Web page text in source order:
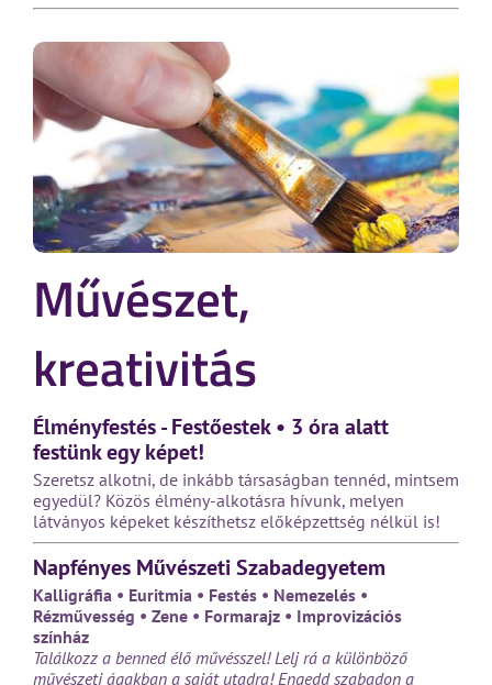
Művészet,
kreativitás
Élményfestés - Festőestek • 3 óra alatt
festünk egy képet!
Szeretsz alkotni, de inkább társaságban tennéd, mintsem
egyedül? Közös élmény-alkotásra hívunk, melyen
látványos képeket készíthetsz előképzettség nélkül is!
Napfényes Művészeti Szabadegyetem
Kalligráfia • Euritmia • Festés • Nemezelés •
Rézművesség • Zene • Formarajz • Improvizációs
színház
Találkozz a benned élő művésszel! Lelj rá a különböző
művészeti ágakban a saját utadra! Engedd szabadon a